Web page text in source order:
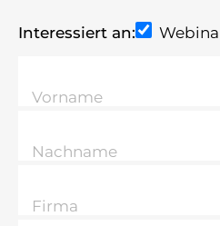
Interessiert an: